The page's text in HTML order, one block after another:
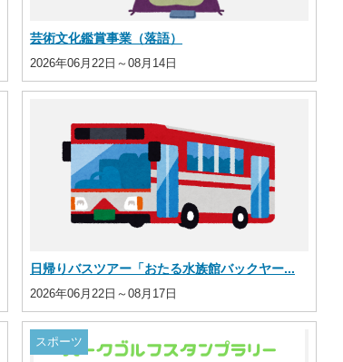
芸術文化鑑賞事業（落語）
2026年06月22日～08月14日
日帰りバスツアー「おたる水族館バックヤー...
2026年06月22日～08月17日
スポーツ